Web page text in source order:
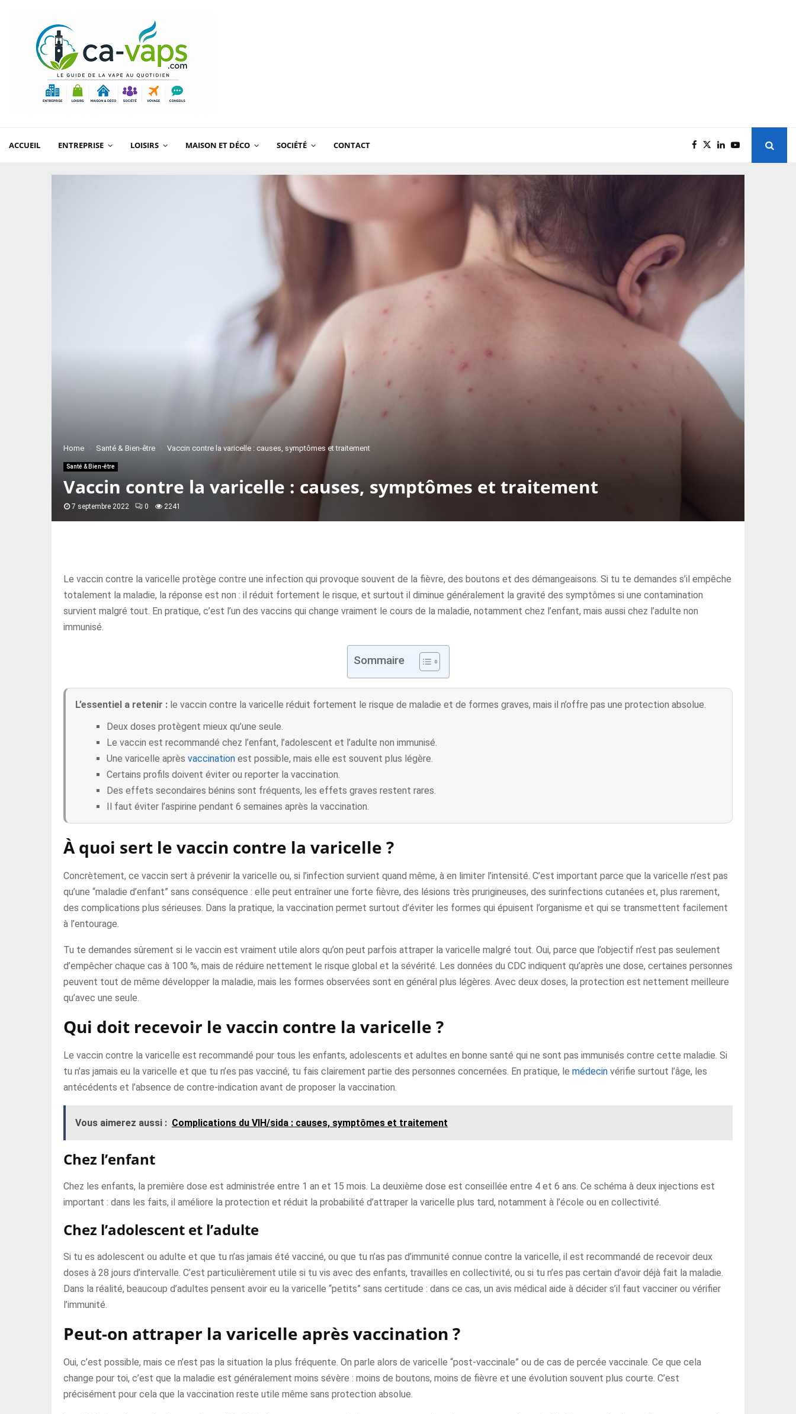
ACCUEIL ENTREPRISE LOISIRS MAISON ET DÉCO SOCIÉTÉ CONTACT
Home Santé & Bien-être Vaccin contre la varicelle : causes, symptômes et traitement
Santé & Bien-être
Vaccin contre la varicelle : causes, symptômes et traitement
7 septembre 2022 0 2241
Le vaccin contre la varicelle protège contre une infection qui provoque souvent de la fièvre, des boutons et des démangeaisons. Si tu te demandes s’il empêche
totalement la maladie, la réponse est non : il réduit fortement le risque, et surtout il diminue généralement la gravité des symptômes si une contamination
survient malgré tout. En pratique, c’est l’un des vaccins qui change vraiment le cours de la maladie, notamment chez l’enfant, mais aussi chez l’adulte non
immunisé.
Sommaire
L’essentiel a retenir : le vaccin contre la varicelle réduit fortement le risque de maladie et de formes graves, mais il n’offre pas une protection absolue.
Deux doses protègent mieux qu’une seule.
Le vaccin est recommandé chez l’enfant, l’adolescent et l’adulte non immunisé.
Une varicelle après vaccination est possible, mais elle est souvent plus légère.
Certains profils doivent éviter ou reporter la vaccination.
Des effets secondaires bénins sont fréquents, les effets graves restent rares.
Il faut éviter l’aspirine pendant 6 semaines après la vaccination.
À quoi sert le vaccin contre la varicelle ?
Concrètement, ce vaccin sert à prévenir la varicelle ou, si l’infection survient quand même, à en limiter l’intensité. C’est important parce que la varicelle n’est pas
qu’une “maladie d’enfant” sans conséquence : elle peut entraîner une forte fièvre, des lésions très prurigineuses, des surinfections cutanées et, plus rarement,
des complications plus sérieuses. Dans la pratique, la vaccination permet surtout d’éviter les formes qui épuisent l’organisme et qui se transmettent facilement
à l’entourage.
Tu te demandes sûrement si le vaccin est vraiment utile alors qu’on peut parfois attraper la varicelle malgré tout. Oui, parce que l’objectif n’est pas seulement
d’empêcher chaque cas à 100 %, mais de réduire nettement le risque global et la sévérité. Les données du CDC indiquent qu’après une dose, certaines personnes
peuvent tout de même développer la maladie, mais les formes observées sont en général plus légères. Avec deux doses, la protection est nettement meilleure
qu’avec une seule.
Qui doit recevoir le vaccin contre la varicelle ?
Le vaccin contre la varicelle est recommandé pour tous les enfants, adolescents et adultes en bonne santé qui ne sont pas immunisés contre cette maladie. Si
tu n’as jamais eu la varicelle et que tu n’es pas vacciné, tu fais clairement partie des personnes concernées. En pratique, le médecin vérifie surtout l’âge, les
antécédents et l’absence de contre-indication avant de proposer la vaccination.
Vous aimerez aussi : Complications du VIH/sida : causes, symptômes et traitement
Chez l’enfant
Chez les enfants, la première dose est administrée entre 1 an et 15 mois. La deuxième dose est conseillée entre 4 et 6 ans. Ce schéma à deux injections est
important : dans les faits, il améliore la protection et réduit la probabilité d’attraper la varicelle plus tard, notamment à l’école ou en collectivité.
Chez l’adolescent et l’adulte
Si tu es adolescent ou adulte et que tu n’as jamais été vacciné, ou que tu n’as pas d’immunité connue contre la varicelle, il est recommandé de recevoir deux
doses à 28 jours d’intervalle. C’est particulièrement utile si tu vis avec des enfants, travailles en collectivité, ou si tu n’es pas certain d’avoir déjà fait la maladie.
Dans la réalité, beaucoup d’adultes pensent avoir eu la varicelle “petits” sans certitude : dans ce cas, un avis médical aide à décider s’il faut vacciner ou vérifier
l’immunité.
Peut-on attraper la varicelle après vaccination ?
Oui, c’est possible, mais ce n’est pas la situation la plus fréquente. On parle alors de varicelle “post-vaccinale” ou de cas de percée vaccinale. Ce que cela
change pour toi, c’est que la maladie est généralement moins sévère : moins de boutons, moins de fièvre et une évolution souvent plus courte. C’est
précisément pour cela que la vaccination reste utile même sans protection absolue.